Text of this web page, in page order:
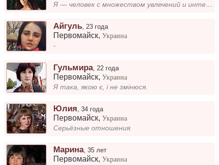
Я — человек с множеством увлечений и интересов. Люблю открывать новое: книги, фильмы, музыку, а также путешествовать по...
Айгуль 23 года
Первомайск,Украина
-
Гульмира, 22 года
Первомайск,Украина
Я така, якою є, і не змінюся.
Юлия ,34 года
Первомайск,Украина
Серьёзные отношения.
Марина,35 лет
Первомайск,Украина